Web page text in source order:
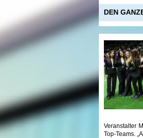
DEN
Veranstalter
Top-Teams.